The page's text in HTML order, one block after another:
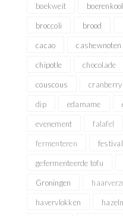
boekweit boerenkool
broccoli brood
cacao cashewnoten
chipotle chocolade
couscous cranberry
dip edamame
evenement falafel
fermenteren festival
gefermenteerde tofu
Groningen
havervlokken